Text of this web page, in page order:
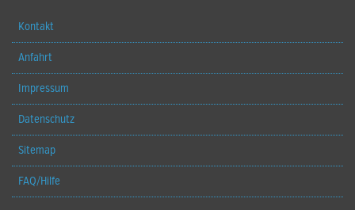
Kontakt
Anfahrt
Impressum
Datenschutz
Sitemap
FAQ/Hilfe